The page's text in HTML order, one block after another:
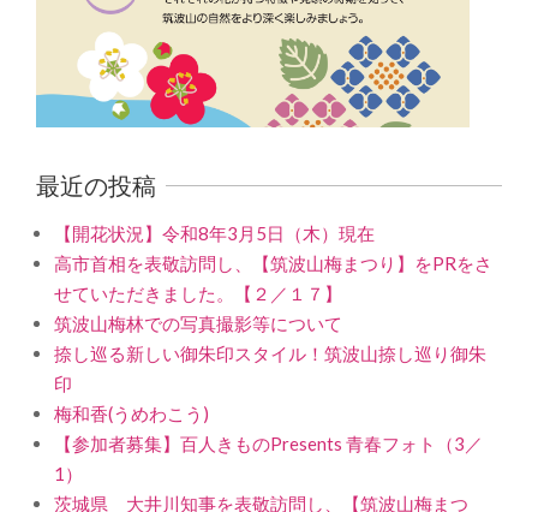
最近の投稿
【開花状況】令和8年3月5日（木）現在
高市首相を表敬訪問し、【筑波山梅まつり】をPRをさ
せていただきました。【２／１７】
筑波山梅林での写真撮影等について
捺し巡る新しい御朱印スタイル！筑波山捺し巡り御朱
印
梅和香(うめわこう)
【参加者募集】百人きものPresents 青春フォト（3／
1）
茨城県 大井川知事を表敬訪問し、【筑波山梅まつ